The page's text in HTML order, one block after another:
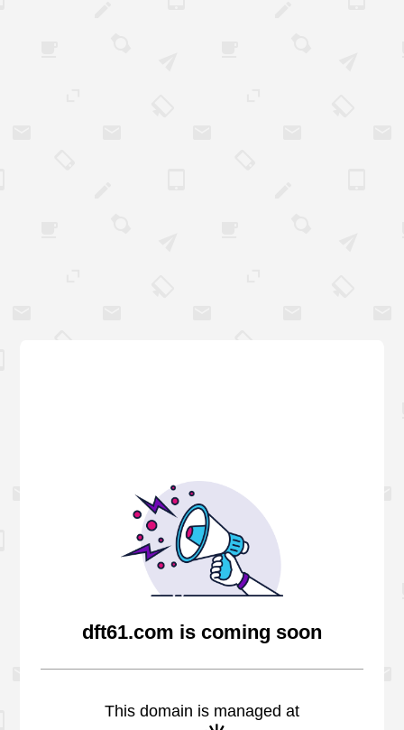
dft61.com is coming soon
This domain is managed at